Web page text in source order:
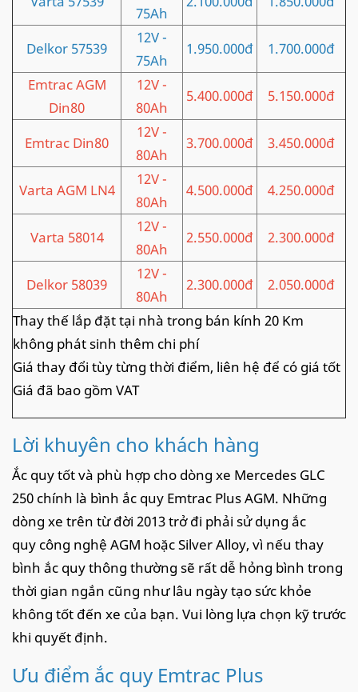
75Ah
Delkor 57539
12V -
75Ah
1.950.000đ
1.700.000đ
Emtrac AGM
Din80
12V -
80Ah
5.400.000đ 5.150.000đ
Emtrac Din80
12V -
80Ah
3.700.000đ 3.450.000đ
Varta AGM LN4
12V -
80Ah
4.500.000đ 4.250.000đ
Varta 58014
12V -
80Ah
2.550.000đ 2.300.000đ
Delkor 58039
12V -
80Ah
2.300.000đ
2.050.000đ
Thay thế lắp đặt tại nhà trong bán kính 20 Km
không phát sinh thêm chi phí
Giá thay đổi tùy từng thời điểm, liên hệ để có giá tốt
Giá đã bao gồm VAT
Lời khuyên cho khách hàng
Ắc quy tốt và phù hợp cho dòng xe Mercedes GLC
250 chính là bình ắc quy Emtrac Plus AGM. Những
dòng xe trên từ đời 2013 trở đi phải sử dụng ắc
quy công nghệ AGM hoặc Silver Alloy, vì nếu thay
bình ắc quy thông thường sẽ rất dễ hỏng bình trong
thời gian ngắn cũng như lâu ngày tạo sức khỏe
không tốt đến xe của bạn. Vui lòng lựa chọn kỹ trước
khi quyết định.
Ưu điểm ắc quy Emtrac Plus